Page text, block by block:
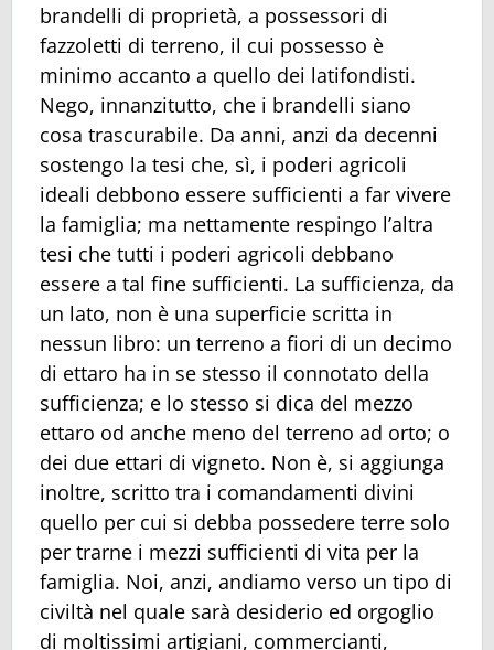
brandelli di proprietà, a possessori di
fazzoletti di terreno, il cui possesso è
minimo accanto a quello dei latifondisti.
Nego, innanzitutto, che i brandelli siano
cosa trascurabile. Da anni, anzi da decenni
sostengo la tesi che, sì, i poderi agricoli
ideali debbono essere sufficienti a far vivere
la famiglia; ma nettamente respingo l’altra
tesi che tutti i poderi agricoli debbano
essere a tal fine sufficienti. La sufficienza, da
un lato, non è una superficie scritta in
nessun libro: un terreno a fiori di un decimo
di ettaro ha in se stesso il connotato della
sufficienza; e lo stesso si dica del mezzo
ettaro od anche meno del terreno ad orto; o
dei due ettari di vigneto. Non è, si aggiunga
inoltre, scritto tra i comandamenti divini
quello per cui si debba possedere terre solo
per trarne i mezzi sufficienti di vita per la
famiglia. Noi, anzi, andiamo verso un tipo di
civiltà nel quale sarà desiderio ed orgoglio
di moltissimi artigiani, commercianti,